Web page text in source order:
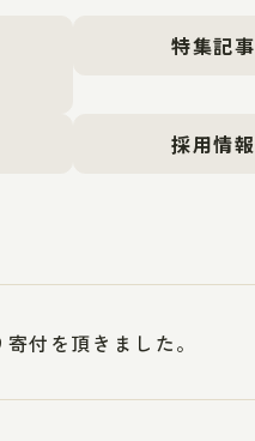
特集記事
採用情報
付を頂きました。